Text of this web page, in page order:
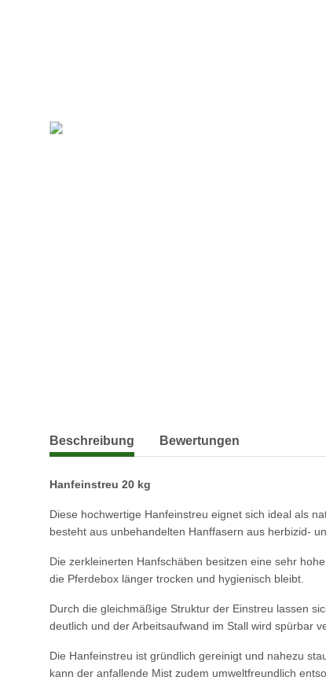
weitere Registerkarten anzeigen
Beschreibung Bewertungen
Hanfeinstreu 20 kg
Diese hochwertige Hanfeinstreu eignet sich ideal als
besteht aus unbehandelten Hanffasern aus herbizid-
Die zerkleinerten Hanfschäben besitzen eine sehr
die Pferdebox länger trocken und hygienisch bleibt.
Durch die gleichmäßige Struktur der Einstreu lassen
deutlich und der Arbeitsaufwand im Stall wird spürbar
Die Hanfeinstreu ist gründlich gereinigt und nahezu
kann der anfallende Mist zudem umweltfreundlich